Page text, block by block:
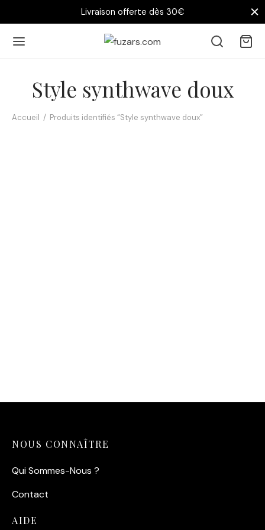
Livraison offerte dès 30€
Style synthwave doux
Accueil / Produits identifiés “Style synthwave doux”
NOUS CONNAÎTRE
Qui Sommes-Nous ?
Contact
AIDE